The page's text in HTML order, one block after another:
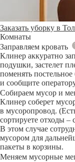
Заказать уборку в
Комнаты
Заправляем кровать
Клинер аккуратно
подушки, застелет
поменять постельное
и сообщите
Собираем мусор и
Клинер соберет
в мусоропровод.
сортируете отходы –
В этом случае
мусором для
пакеты в корзины.
Меняем мусорные